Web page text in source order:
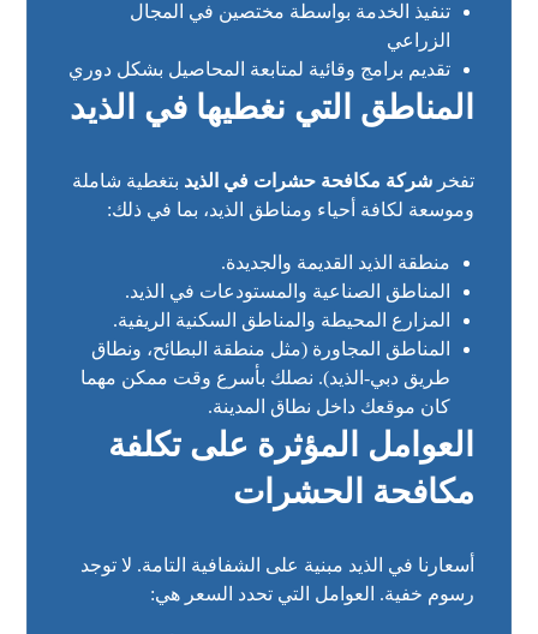
تنفيذ الخدمة بواسطة مختصين في المجال
الزراعي
تقديم برامج وقائية لمتابعة المحاصيل بشكل دوري
المناطق التي نغطيها في الذيد
تفخرشركة مكافحة حشرات في الذيد بتغطية شاملة
وموسعة لكافة أحياء ومناطق الذيد، بما في ذلك:
منطقة الذيد القديمة والجديدة.
المناطق الصناعية والمستودعات في الذيد.
المزارع المحيطة والمناطق السكنية الريفية.
المناطق المجاورة (مثل منطقة البطائح، ونطاق
طريق دبي-الذيد). نصلك بأسرع وقت ممكن مهما
كان موقعك داخل نطاق المدينة.
العوامل المؤثرة على تكلفة
مكافحة الحشرات
أسعارنا في الذيد مبنية على الشفافية التامة. لا توجد
رسوم خفية. العوامل التي تحدد السعر هي: